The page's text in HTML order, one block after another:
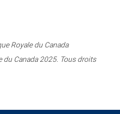
Royale du Canada
du Canada 2025. Tous droits